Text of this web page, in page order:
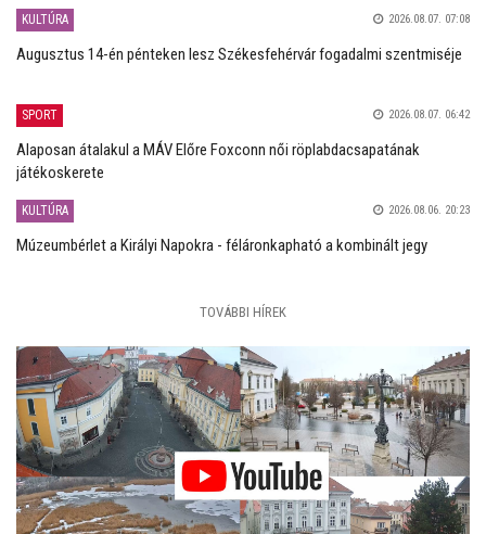
KULTÚRA 2026.08.07. 07:08
Augusztus 14-én pénteken lesz Székesfehérvár fogadalmi szentmiséje
SPORT 2026.08.07. 06:42
Alaposan átalakul a MÁV Előre Foxconn női röplabdacsapatának
játékoskerete
KULTÚRA 2026.08.06. 20:23
Múzeumbérlet a Királyi Napokra - féláronkapható a kombinált jegy
TOVÁBBI HÍREK